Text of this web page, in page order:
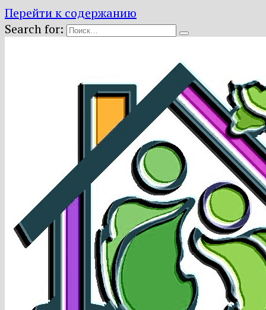
Перейти к содержанию
Search for: